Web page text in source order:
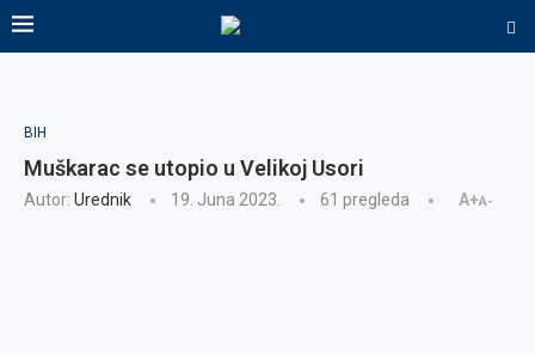
BIH
Muškarac se utopio u Velikoj Usori
Autor: Urednik 19. Juna 2023. 61 pregleda A+A-